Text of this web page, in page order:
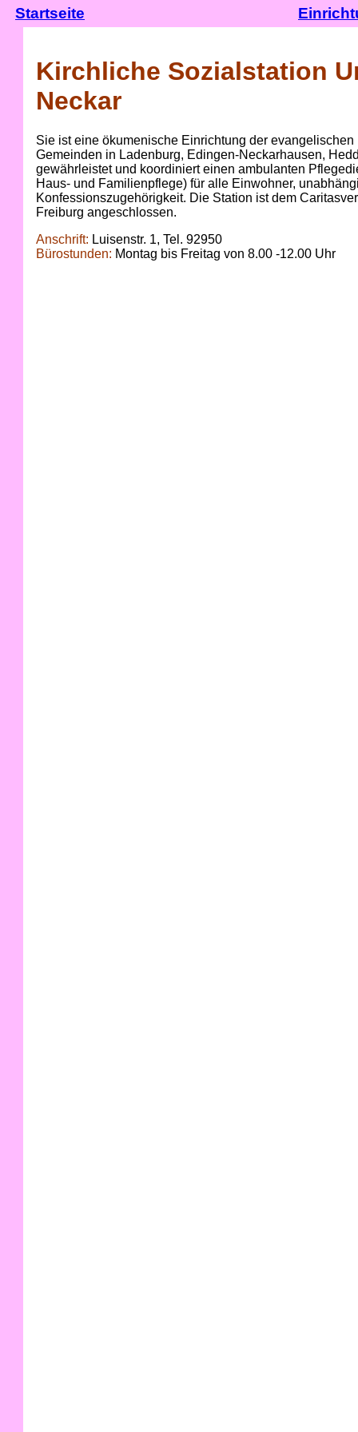
Startseite
Kirchliche Sozialstation
Neckar
Sie ist eine ökumenische Einrichtung der
Gemeinden in Ladenburg, Edingen-Neckarhausen,
gewährleistet und koordiniert einen ambulanten
Haus- und Familienpflege) für alle Einwohner,
Konfessionszugehörigkeit. Die Station ist dem
Freiburg angeschlossen.
Anschrift: Luisenstr. 1, Tel. 92950
Bürostunden: Montag bis Freitag von 8.00 -12.00 Uhr